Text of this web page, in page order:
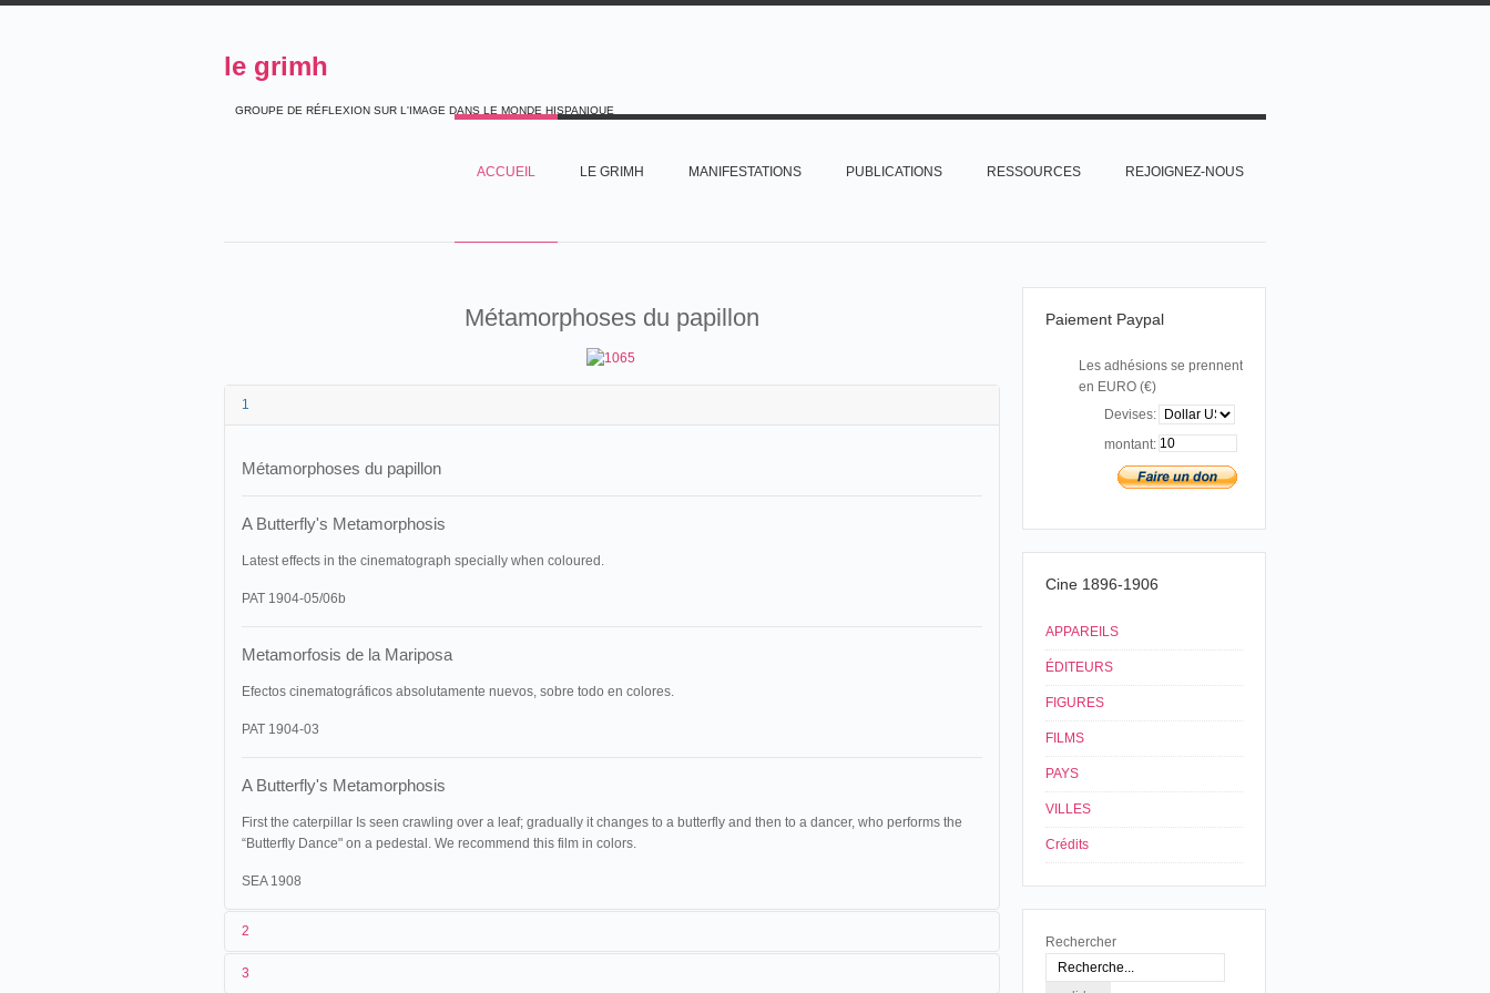
le grimh
GROUPE DE RÉFLEXION SUR L'IMAGE DANS LE MONDE HISPANIQUE
ACCUEIL LE GRIMH MANIFESTATIONS PUBLICATIONS RESSOURCES REJOIGNEZ-NOUS
Métamorphoses du papillon
1
Métamorphoses du papillon
A Butterfly's Metamorphosis
Latest effects in the cinematograph specially when coloured.
PAT 1904-05/06b
Metamorfosis de la Mariposa
Efectos cinematográficos absolutamente nuevos, sobre todo en colores.
PAT 1904-03
A Butterfly's Metamorphosis
First the caterpillar Is seen crawling over a leaf; gradually it changes to a butterfly and then to a dancer, who performs the
“Butterfly Dance" on a pedestal. We recommend this film in colors.
SEA 1908
2
3
Paiement Paypal
Les adhésions se prennent
en EURO (€)
Devises:
montant:
Cine 1896-1906
APPAREILS
ÉDITEURS
FIGURES
FILMS
PAYS
VILLES
Crédits
Rechercher